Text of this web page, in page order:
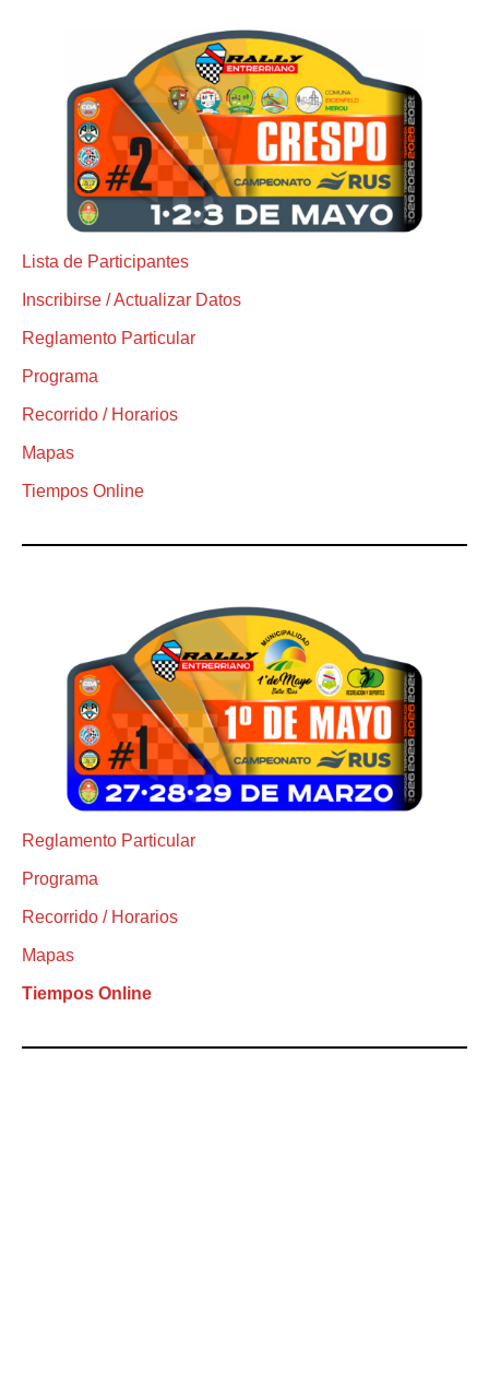
Lista de Participantes
Inscribirse / Actualizar Datos
Reglamento Particular
Programa
Recorrido / Horarios
Mapas
Tiempos Online
Reglamento Particular
Programa
Recorrido / Horarios
Mapas
Tiempos Online